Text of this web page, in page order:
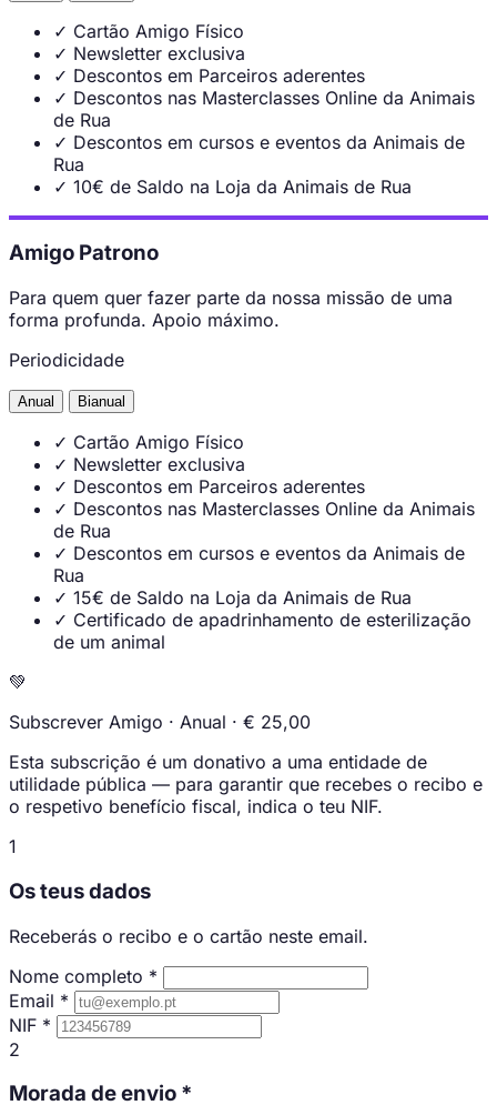
✓ Cartão Amigo Físico
✓ Newsletter exclusiva
✓ Descontos em Parceiros aderentes
✓ Descontos nas Masterclasses Online da Animais
de Rua
✓ Descontos em cursos e eventos da Animais de
Rua
✓ 10€ de Saldo na Loja da Animais de Rua
Amigo Patrono
Para quem quer fazer parte da nossa missão de uma
forma profunda. Apoio máximo.
Periodicidade
Anual Bianual
✓ Cartão Amigo Físico
✓ Newsletter exclusiva
✓ Descontos em Parceiros aderentes
✓ Descontos nas Masterclasses Online da Animais
de Rua
✓ Descontos em cursos e eventos da Animais de
Rua
✓ 15€ de Saldo na Loja da Animais de Rua
✓ Certificado de apadrinhamento de esterilização
de um animal
💚
Subscrever Amigo · Anual · € 25,00
Esta subscrição é um donativo a uma entidade de
utilidade pública — para garantir que recebes o recibo e
o respetivo benefício fiscal, indica o teu NIF.
1
Os teus dados
Receberás o recibo e o cartão neste email.
Nome completo *
Email *
NIF *
2
Morada de envio *